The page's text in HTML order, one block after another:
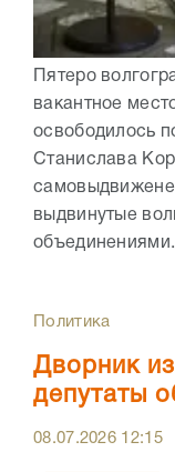
Пятеро
вакантное
освободилось
Станислава
выдвинутые
Политика
Дворник
депутаты
08.07.2026 12:15